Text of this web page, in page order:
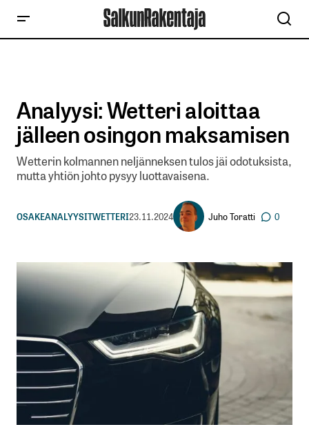
Analyysi: Wetteri aloittaa
jälleen osingon maksamisen
Wetterin kolmannen neljänneksen tulos jäi odotuksista,
mutta yhtiön johto pysyy luottavaisena.
OSAKEANALYYSITWETTERI23.11.2024 Juho Toratti 0